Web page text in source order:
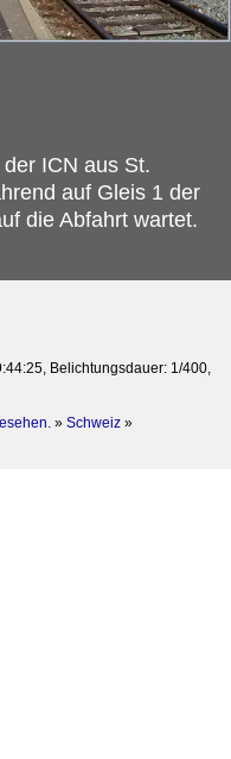
ICN aus St.
auf Gleis 1 der
die Abfahrt wartet.
Belichtungsdauer: 1/400,
» Schweiz »